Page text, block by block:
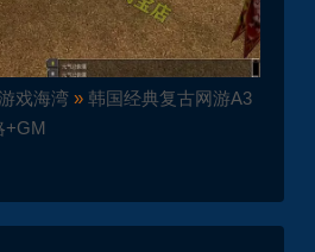
戏海湾 »韩国经典复古网游A3
+GM